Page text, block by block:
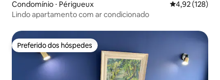
Condomínio ⋅ Périgueux 4,92 de uma
4,92 (128)
Lindo apartamento com ar condicionado
Preferido dos hóspedes
Preferido dos hóspedes